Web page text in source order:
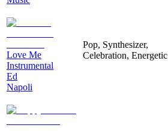
Love Me
Instrumental
Ed
Napoli
Pop, Synthesizer,
Celebration, Energetic